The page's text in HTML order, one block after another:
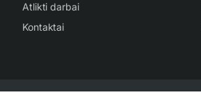
Atlikti darbai
Kontaktai